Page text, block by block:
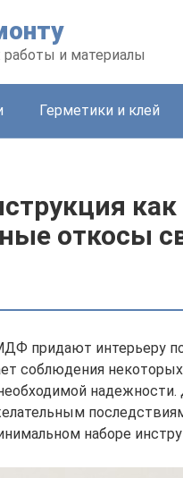
работы и материалы
Герметики и клей
откосы
придают интерьеру
соблюдения
наборе